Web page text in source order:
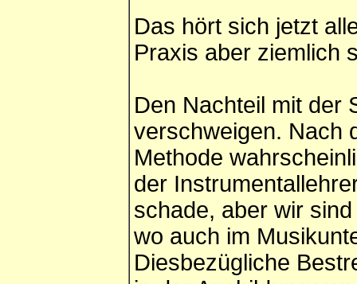
Das hört sich jetzt
Praxis aber ziemlich
Den Nachteil mit der
verschweigen. Nach
Methode
der
schade, aber wir
wo auch im
Diesbezügliche